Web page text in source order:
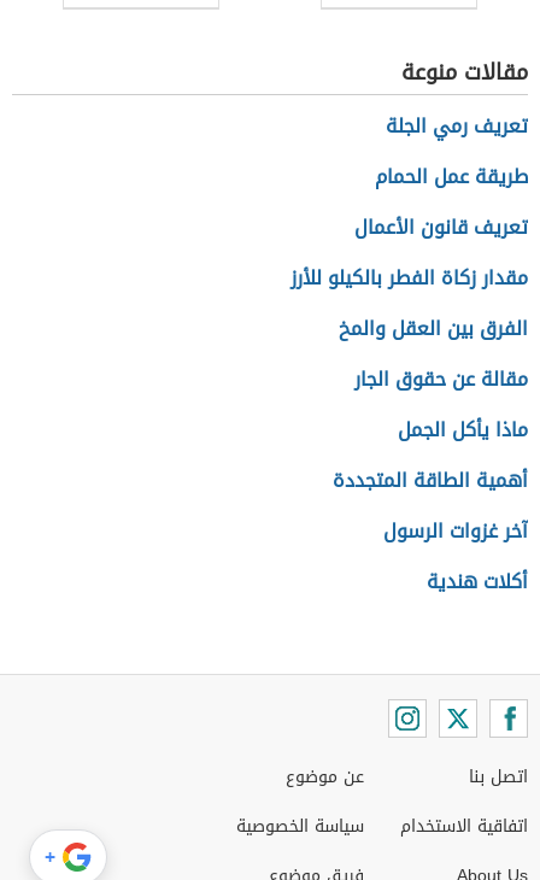
للتنمية
المستدامة
مقالات منوعة
تعريف رمي الجلة
طريقة عمل الحمام
تعريف قانون الأعمال
مقدار زكاة الفطر بالكيلو للأرز
الفرق بين العقل والمخ
مقالة عن حقوق الجار
ماذا يأكل الجمل
أهمية الطاقة المتجددة
آخر غزوات الرسول
أكلات هندية
اتصل بنا
اتفاقية الاستخدام
عن موضوع
سياسة الخصوصية
+